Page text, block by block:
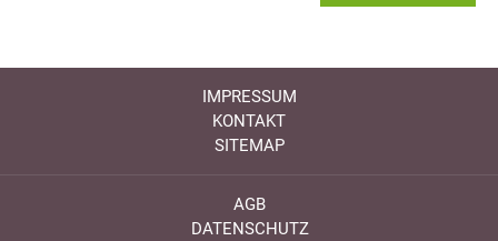
IMPRESSUM
KONTAKT
SITEMAP
AGB
DATENSCHUTZ